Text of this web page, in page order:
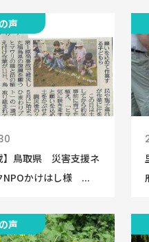
声
】鳥取県 災害支援ネ
NPOかけはし様 ...
声